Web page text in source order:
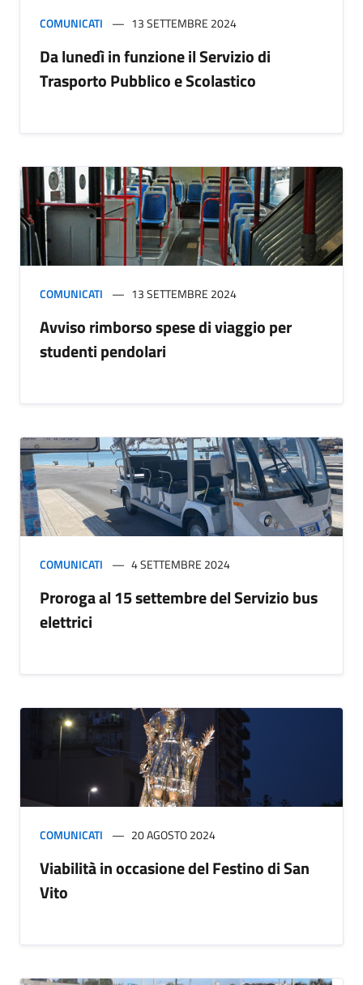
COMUNICATI 13 SETTEMBRE 2024
Da lunedì in funzione il Servizio di
Trasporto Pubblico e Scolastico
COMUNICATI 13 SETTEMBRE 2024
Avviso rimborso spese di viaggio per
studenti pendolari
COMUNICATI 4 SETTEMBRE 2024
Proroga al 15 settembre del Servizio bus
elettrici
COMUNICATI 20 AGOSTO 2024
Viabilità in occasione del Festino di San
Vito